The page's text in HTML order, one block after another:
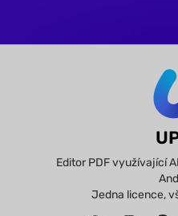
Editor PDF využívající
Jedna licence,